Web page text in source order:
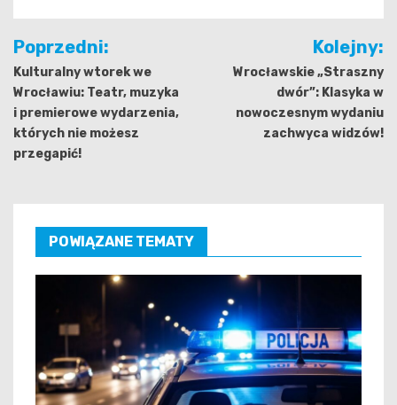
Nawigacja
wpisu
Poprzedni:
Kulturalny wtorek we
Wrocławiu: Teatr, muzyka
i premierowe wydarzenia,
których nie możesz
przegapić!
Kolejny:
Wrocławskie „Straszny
dwór”: Klasyka w
nowoczesnym wydaniu
zachwyca widzów!
POWIĄZANE TEMATY